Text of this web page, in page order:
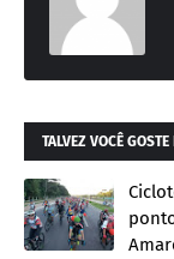
TALVEZ VOCÊ